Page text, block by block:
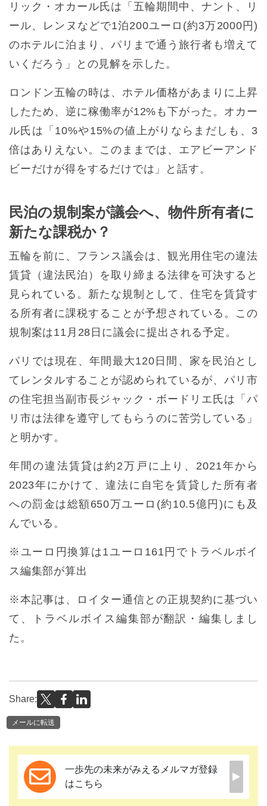
リック・オカール氏は「五輪期間中、ナント、リ
ール、レンヌなどで1泊200ユーロ(約3万2000円)
のホテルに泊まり、パリまで通う旅行者も増えて
いくだろう」との見解を示した。
ロンドン五輪の時は、ホテル価格があまりに上昇
したため、逆に稼働率が12%も下がった。オカー
ル氏は「10%や15%の値上がりならまだしも、3
倍はありえない。このままでは、エアビーアンド
ビーだけが得をするだけでは」と話す。
民泊の規制案が議会へ、物件所有者に
新たな課税か？
五輪を前に、フランス議会は、観光用住宅の違法
賃貸（違法民泊）を取り締まる法律を可決すると
見られている。新たな規制として、住宅を賃貸す
る所有者に課税することが予想されている。この
規制案は11月28日に議会に提出される予定。
パリでは現在、年間最大120日間、家を民泊とし
てレンタルすることが認められているが、パリ市
の住宅担当副市長ジャック・ボードリエ氏は「パ
リ市は法律を遵守してもらうのに苦労している」
と明かす。
年間の違法賃貸は約2万戸に上り、2021年から
2023年にかけて、違法に自宅を賃貸した所有者
への罰金は総額650万ユーロ(約10.5億円)にも及
んでいる。
※ユーロ円換算は1ユーロ161円でトラベルボイ
ス編集部が算出
※本記事は、ロイター通信との正規契約に基づい
て、トラベルボイス編集部が翻訳・編集しまし
た。
Share:
メールに転送
一歩先の未来がみえるメルマガ登録
はこちら